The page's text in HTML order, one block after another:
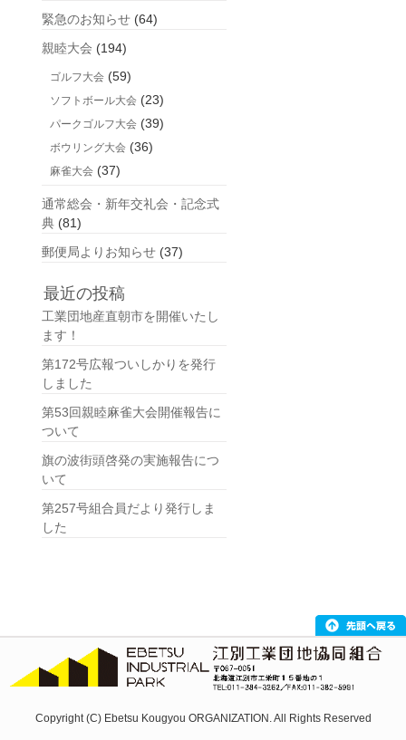
緊急のお知らせ (64)
親睦大会 (194)
ゴルフ大会 (59)
ソフトボール大会 (23)
パークゴルフ大会 (39)
ボウリング大会 (36)
麻雀大会 (37)
通常総会・新年交礼会・記念式
典 (81)
郵便局よりお知らせ (37)
最近の投稿
工業団地産直朝市を開催いたし
ます！
第172号広報ついしかりを発行
しました
第53回親睦麻雀大会開催報告に
ついて
旗の波街頭啓発の実施報告につ
いて
第257号組合員だより発行しま
した
Copyright (C) Ebetsu Kougyou ORGANIZATION. All Rights Reserved